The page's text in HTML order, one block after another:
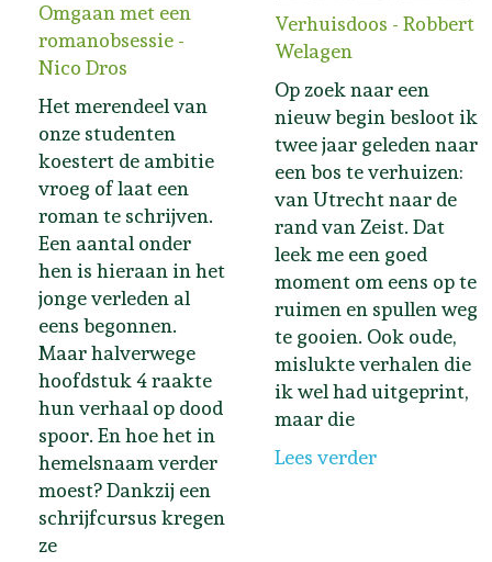
Omgaan met een
romanobsessie -
Nico Dros
Het merendeel van
onze studenten
koestert de ambitie
vroeg of laat een
roman te schrijven.
Een aantal onder
hen is hieraan in het
jonge verleden al
eens begonnen.
Maar halverwege
hoofdstuk 4 raakte
hun verhaal op dood
spoor. En hoe het in
hemelsnaam verder
moest? Dankzij een
schrijfcursus kregen
ze
Verhuisdoos - Robbert
Welagen
Op zoek naar een
nieuw begin besloot ik
twee jaar geleden naar
een bos te verhuizen:
van Utrecht naar de
rand van Zeist. Dat
leek me een goed
moment om eens op te
ruimen en spullen weg
te gooien. Ook oude,
mislukte verhalen die
ik wel had uitgeprint,
maar die
Lees verder